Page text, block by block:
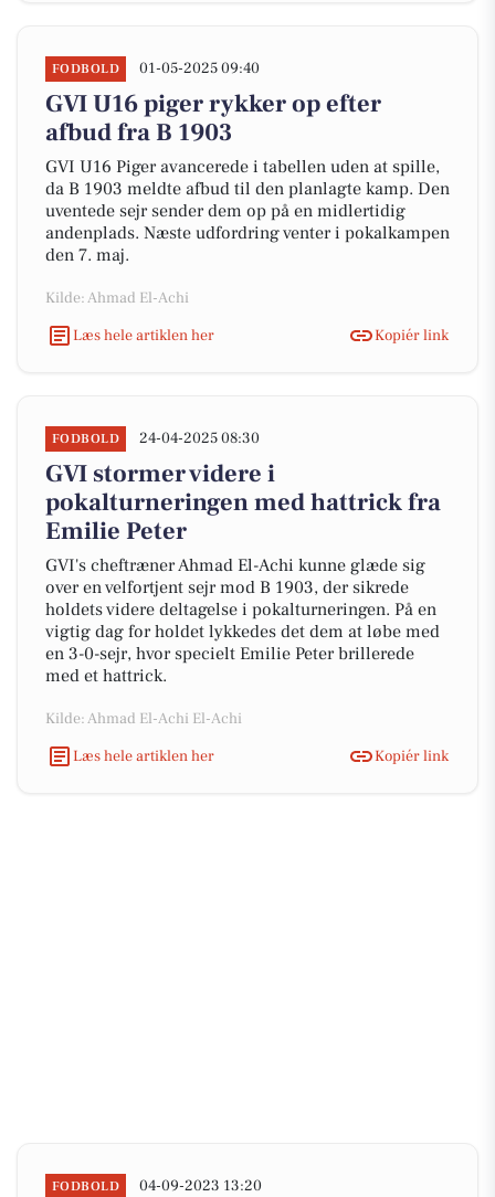
FODBOLD 01-05-2025 09:40
GVI U16 piger rykker op efter
afbud fra B 1903
GVI U16 Piger avancerede i tabellen uden at spille,
da B 1903 meldte afbud til den planlagte kamp. Den
uventede sejr sender dem op på en midlertidig
andenplads. Næste udfordring venter i pokalkampen
den 7. maj.
Kilde: Ahmad El-Achi
Læs hele artiklen her
Kopiér link
FODBOLD 24-04-2025 08:30
GVI stormer videre i
pokalturneringen med hattrick fra
Emilie Peter
GVI's cheftræner Ahmad El-Achi kunne glæde sig
over en velfortjent sejr mod B 1903, der sikrede
holdets videre deltagelse i pokalturneringen. På en
vigtig dag for holdet lykkedes det dem at løbe med
en 3-0-sejr, hvor specielt Emilie Peter brillerede
med et hattrick.
Kilde: Ahmad El-Achi El-Achi
Læs hele artiklen her
Kopiér link
FODBOLD 04-09-2023 13:20